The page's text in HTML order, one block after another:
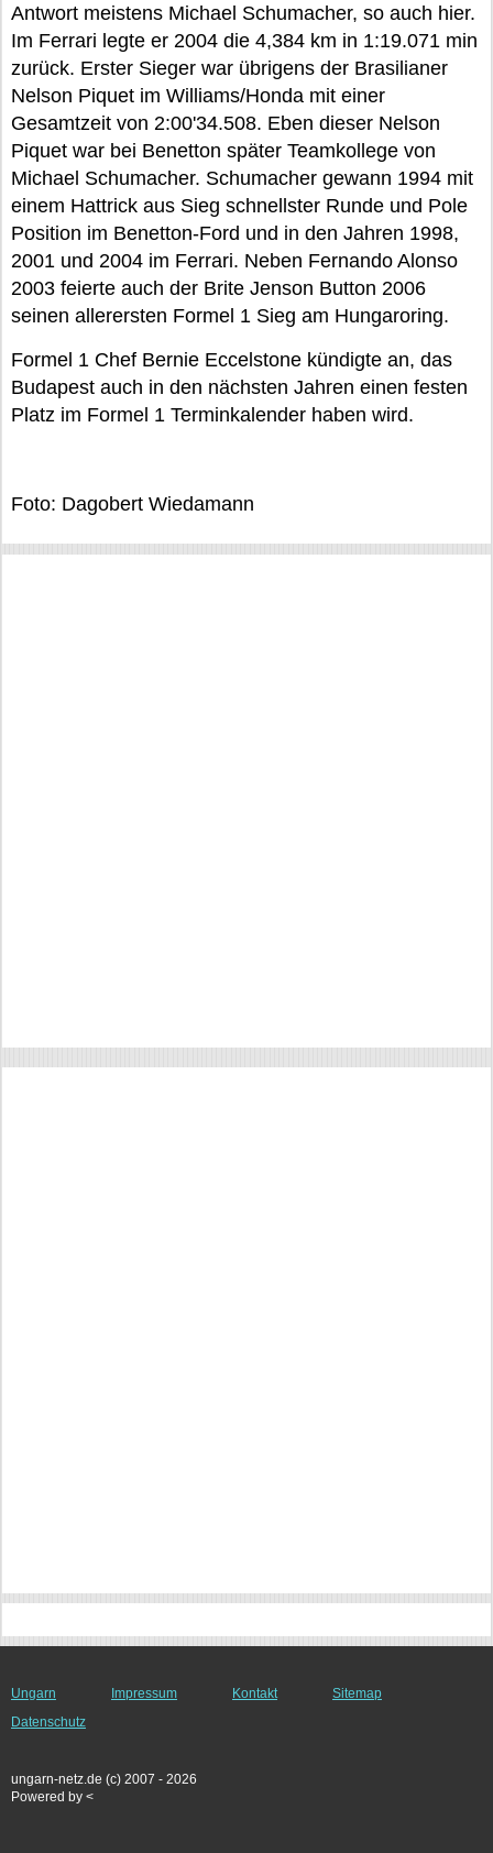
Antwort meistens Michael Schumacher, so auch hier.
Im Ferrari legte er 2004 die 4,384 km in 1:19.071 min
zurück. Erster Sieger war übrigens der Brasilianer
Nelson Piquet im Williams/Honda mit einer
Gesamtzeit von 2:00'34.508. Eben dieser Nelson
Piquet war bei Benetton später Teamkollege von
Michael Schumacher. Schumacher gewann 1994 mit
einem Hattrick aus Sieg schnellster Runde und Pole
Position im Benetton-Ford und in den Jahren 1998,
2001 und 2004 im Ferrari. Neben Fernando Alonso
2003 feierte auch der Brite Jenson Button 2006
seinen allerersten Formel 1 Sieg am Hungaroring.
Formel 1 Chef Bernie Eccelstone kündigte an, das
Budapest auch in den nächsten Jahren einen festen
Platz im Formel 1 Terminkalender haben wird.
Foto: Dagobert Wiedamann
Ungarn Impressum Kontakt
Sitemap
Datenschutz
ungarn-netz.de (c) 2007 - 2026
Powered by <